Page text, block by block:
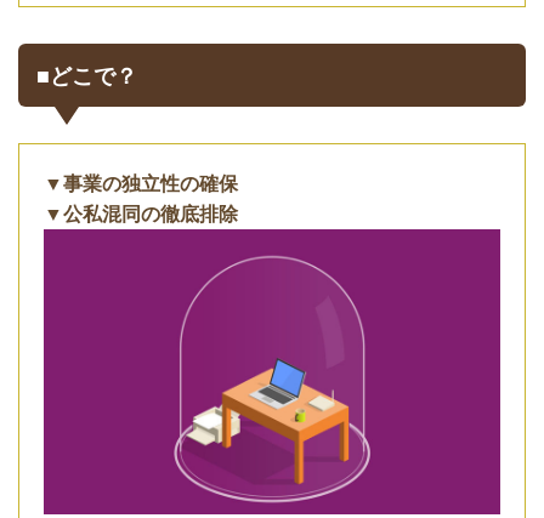
■どこで？
▼事業の独立性の確保
▼公私混同の徹底排除